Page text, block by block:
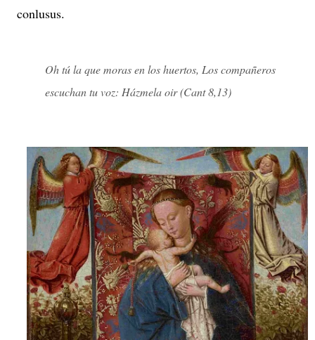
conlusus.
Oh tú la que moras en los huertos, Los compañeros
escuchan tu voz: Házmela oir (Cant 8,13)